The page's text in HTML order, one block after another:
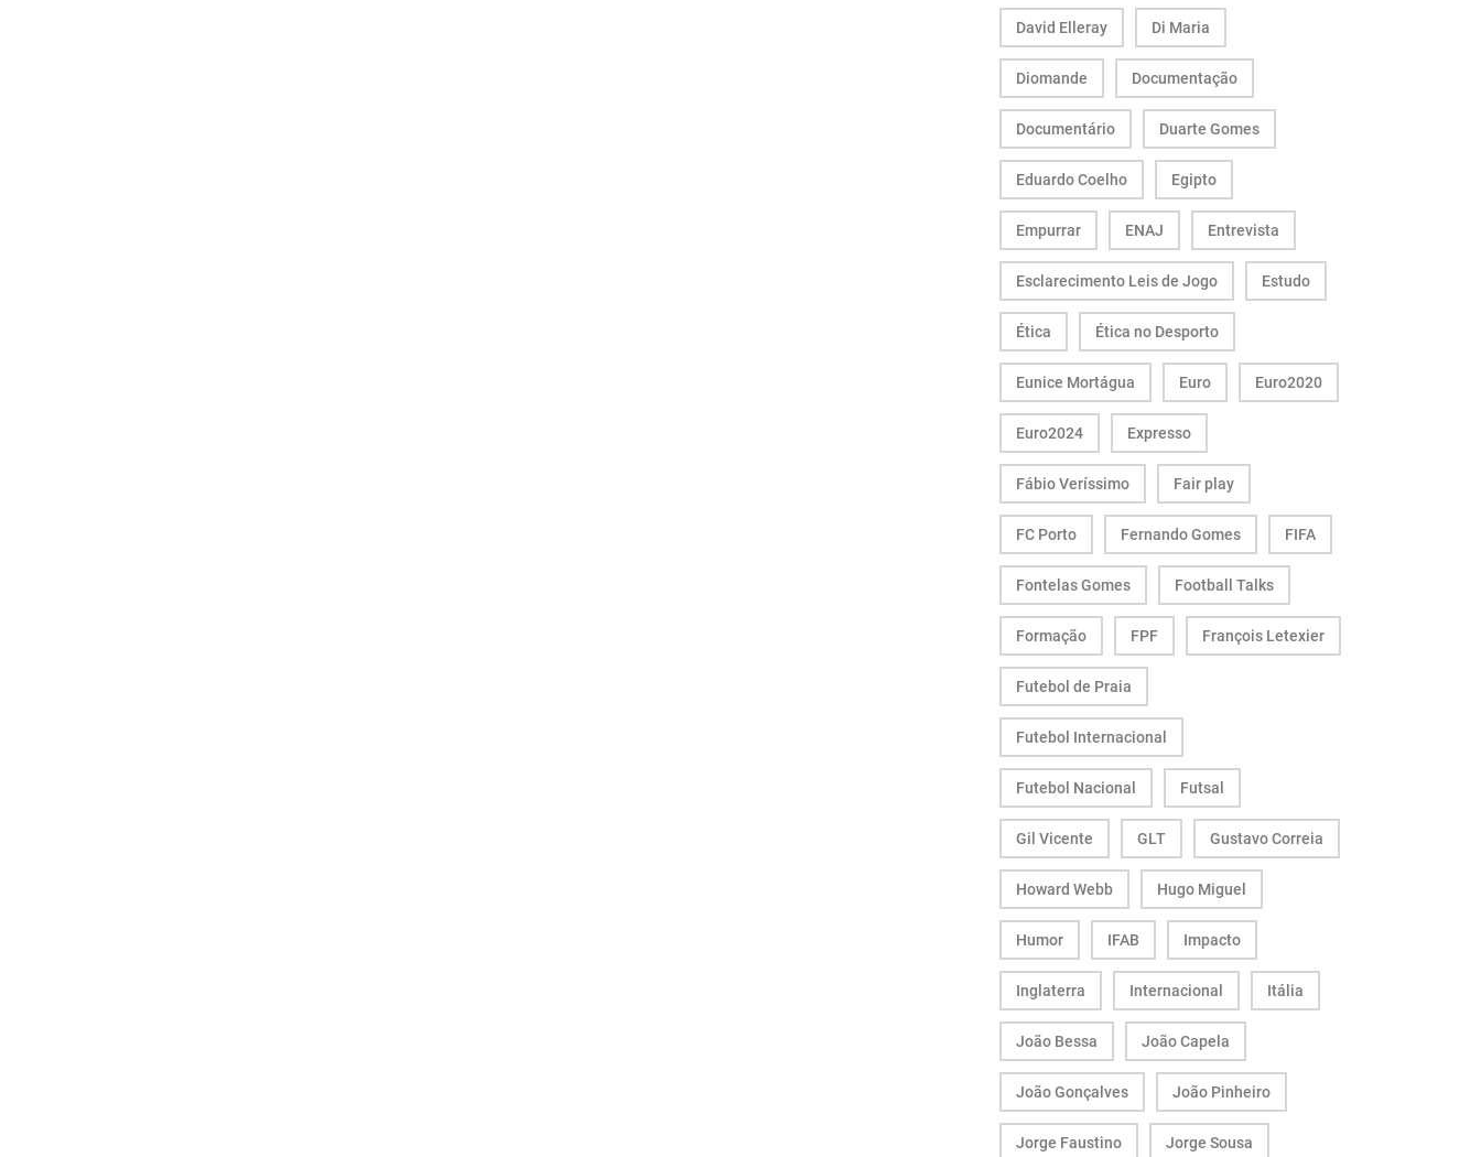
David Elleray Di Maria
Diomande Documentação
Documentário Duarte Gomes
Eduardo Coelho Egipto
Empurrar ENAJ Entrevista
Esclarecimento Leis de Jogo Estudo
Ética Ética no Desporto
Eunice Mortágua Euro Euro2020
Euro2024 Expresso
Fábio Veríssimo Fair play
FC Porto Fernando Gomes FIFA
Fontelas Gomes Football Talks
Formação FPF François Letexier
Futebol de Praia
Futebol Internacional
Futebol Nacional Futsal
Gil Vicente GLT Gustavo Correia
Howard Webb Hugo Miguel
Humor IFAB Impacto
Inglaterra Internacional Itália
João Bessa João Capela
João Gonçalves João Pinheiro
Jorge Faustino Jorge Sousa